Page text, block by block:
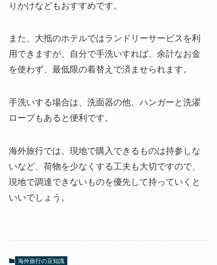
りかけなどもおすすめです。
また、大抵のホテルではランドリーサービスを利
用できますが、自分で手洗いすれば、余計なお金
を使わず、最低限の着替えで済ませられます。
手洗いする場合は、洗面器の他、ハンガーと洗濯
ロープもあると便利です。
海外旅行では、現地で購入できるものは持参しな
いなど、荷物を少なくする工夫も大切ですので、
現地で調達できないものを優先して持っていくと
いいでしょう。
海外旅行の豆知識